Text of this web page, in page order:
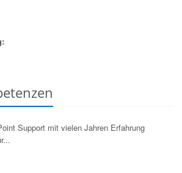
Support mit vielen Jahren Erfahrung